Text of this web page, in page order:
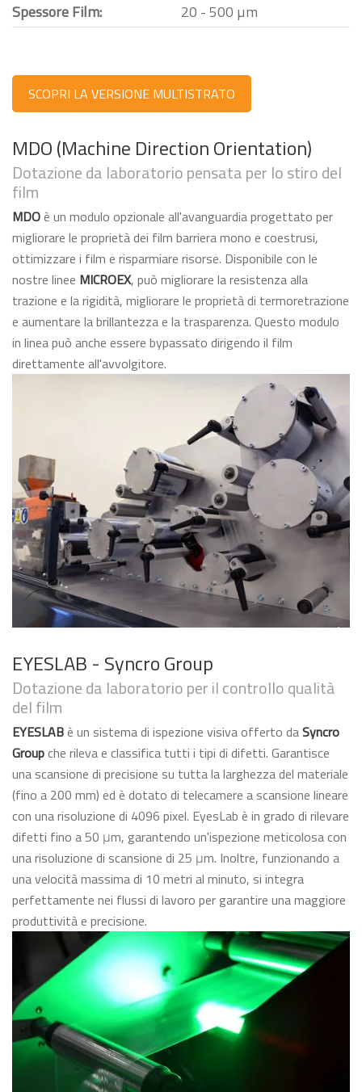
Spessore Film:
20 - 500 µm
SCOPRI LA VERSIONE MULTISTRATO
MDO (Machine Direction Orientation)
Dotazione da laboratorio pensata per lo stiro del
film
MDOè un modulo opzionale all'avanguardia progettato per
migliorare le proprietà dei film barriera mono e coestrusi,
ottimizzare i film e risparmiare risorse. Disponibile con le
nostre linee MICROEX, può migliorare la resistenza alla
trazione e la rigidità, migliorare le proprietà di termoretrazione
e aumentare la brillantezza e la trasparenza. Questo modulo
in linea può anche essere bypassato dirigendo il film
direttamente all'avvolgitore.
EYESLAB - Syncro Group
Dotazione da laboratorio per il controllo qualità
del film
EYESLABè un sistema di ispezione visiva offerto daSyncro
Groupche rileva e classifica tutti i tipi di difetti. Garantisce
una scansione di precisione su tutta la larghezza del materiale
(fino a 200 mm) ed è dotato di telecamere a scansione lineare
con una risoluzione di 4096 pixel. EyesLab è in grado di rilevare
difetti fino a 50 μm, garantendo un'ispezione meticolosa con
una risoluzione di scansione di 25 μm. Inoltre, funzionando a
una velocità massima di 10 metri al minuto, si integra
perfettamente nei flussi di lavoro per garantire una maggiore
produttività e precisione.